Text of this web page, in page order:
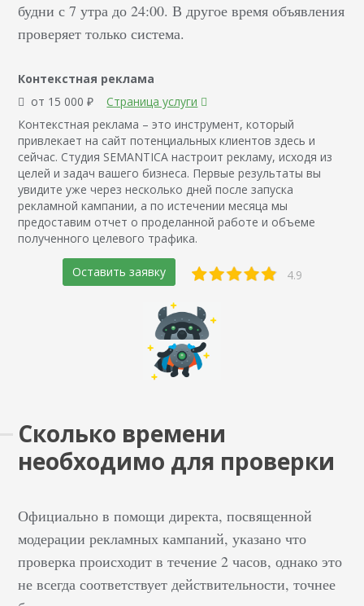
будни с 7 утра до 24:00. В другое время объявления
проверяет только система.
Контекстная реклама
от 15 000 ₽
Страница услуги
Контекстная реклама – это инструмент, который
привлекает на сайт потенциальных клиентов здесь и
сейчас. Студия SEMANTICA настроит рекламу, исходя из
целей и задач вашего бизнеса. Первые результаты вы
увидите уже через несколько дней после запуска
рекламной кампании, а по истечении месяца мы
предоставим отчет о проделанной работе и объеме
полученного целевого трафика.
Оставить заявку 4.9
Сколько времени
необходимо для проверки
Официально в помощи директа, посвященной
модерации рекламных кампаний, указано что
проверка происходит в течение 2 часов, однако это
не всегда соответствует действительности, точнее